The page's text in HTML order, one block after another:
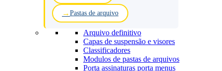
Pastas de arquivo
Arquivo definitivo
Capas de suspensão e visores
Classificadores
Modulos de pastas de arquivos
Porta assinaturas porta menus